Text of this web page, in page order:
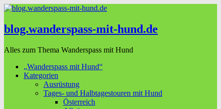
blog.wanderspass-mit-hund.de
Alles zum Thema Wanderspass mit Hund
„Wanderspass mit Hund“
Kategorien
Ausrüstung
Tages- und Halbtagestouren mit Hund
Österreich